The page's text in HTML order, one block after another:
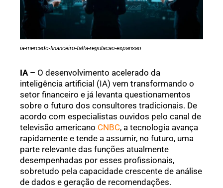
ia-mercado-financeiro-falta-regulacao-expansao
IA – O desenvolvimento acelerado da
inteligência artificial (IA) vem transformando o
setor financeiro e já levanta questionamentos
sobre o futuro dos consultores tradicionais. De
acordo com especialistas ouvidos pelo canal de
televisão americano CNBC, a tecnologia avança
rapidamente e tende a assumir, no futuro, uma
parte relevante das funções atualmente
desempenhadas por esses profissionais,
sobretudo pela capacidade crescente de análise
de dados e geração de recomendações.